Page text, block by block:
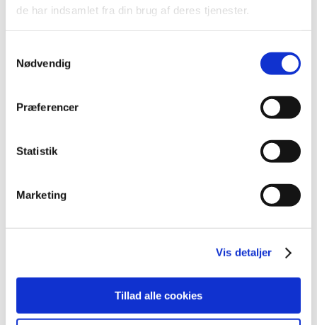
de har indsamlet fra din brug af deres tjenester.
Nødvendig
Præferencer
Statistik
Marketing
Vis detaljer
Tillad alle cookies
2011 (13)
juli (1)
maj (2)
januar (1)